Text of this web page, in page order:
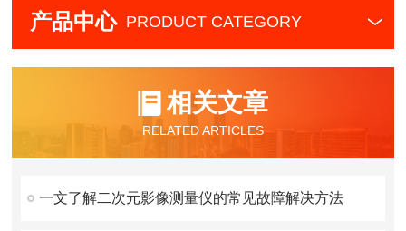
产品中心 PRODUCT CATEGORY
相关文章
RELATED ARTICLES
一文了解二次元影像测量仪的常见故障解决方法